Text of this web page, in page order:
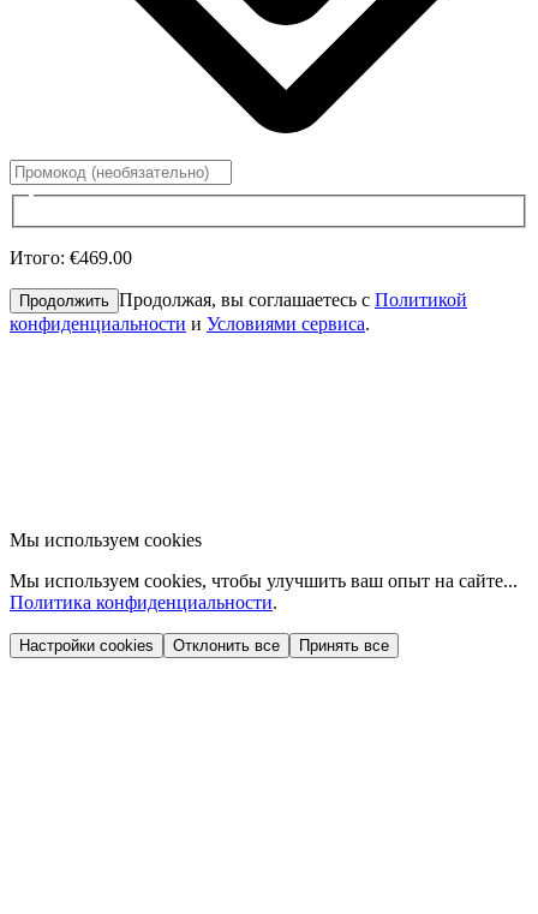
Итого: €469.00
Продолжить Продолжая, вы соглашаетесь с Политикой
конфиденциальности и Условиями сервиса.
Мы используем cookies
Мы используем cookies, чтобы улучшить ваш опыт на сайте...
Политика конфиденциальности.
Настройки cookies Отклонить все Принять все